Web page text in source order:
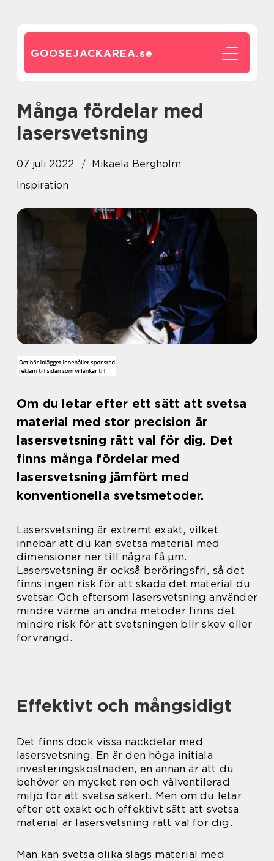
GOOSEJACKAREA.se
Många fördelar med
lasersvetsning
07 juli 2022
Mikaela Bergholm
Inspiration
Om du letar efter ett sätt att svetsa
material med stor precision är
lasersvetsning rätt val för dig. Det
finns många fördelar med
lasersvetsning jämfört med
konventionella svetsmetoder.
Lasersvetsning är extremt exakt, vilket
innebär att du kan svetsa material med
dimensioner ner till några få µm.
Lasersvetsning är också beröringsfri, så det
finns ingen risk för att skada det material du
svetsar. Och eftersom lasersvetsning använder
mindre värme än andra metoder finns det
mindre risk för att svetsningen blir skev eller
förvrängd.
Effektivt och mångsidigt
Det finns dock vissa nackdelar med
lasersvetsning. En är den höga initiala
investeringskostnaden, en annan är att du
behöver en mycket ren och välventilerad
miljö för att svetsa säkert. Men om du letar
efter ett exakt och effektivt sätt att svetsa
material är lasersvetsning rätt val för dig.
Man kan svetsa olika slags material med